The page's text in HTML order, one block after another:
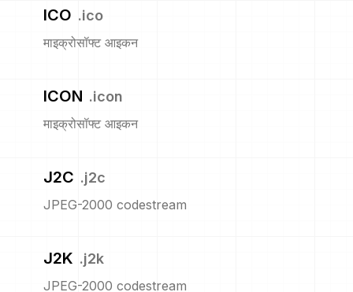
ICO .ico
माइक्रोसॉफ्ट आइकन
ICON .icon
माइक्रोसॉफ्ट आइकन
J2C .j2c
JPEG-2000 codestream
J2K .j2k
JPEG-2000 codestream